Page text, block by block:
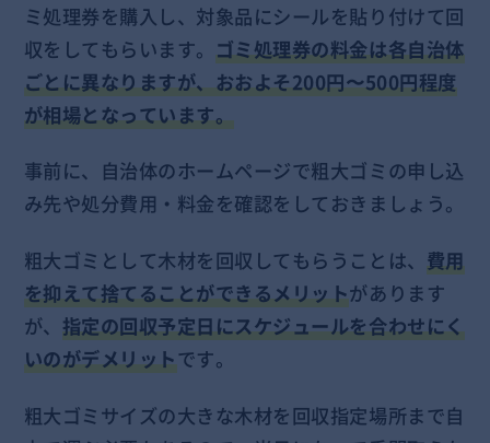
ミ処理券を購入し、対象品にシールを貼り付けて回
収をしてもらいます。 ゴミ処理券の料金は各自治体
ごとに異なりますが、おおよそ200円〜500円程度
が相場となっています。
事前に、自治体のホームページで粗大ゴミの申し込
み先や処分費用・料金を確認をしておきましょう。
粗大ゴミとして木材を回収してもらうことは、 費用
を抑えて捨てることができるメリットがあります
が、 指定の回収予定日にスケジュールを合わせにく
いのがデメリットです。
粗大ゴミサイズの大きな木材を回収指定場所まで自